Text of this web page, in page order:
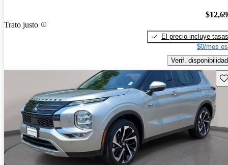
Trato justo
El precio incluye tasas
$0/mes
Verif. disponibilidad